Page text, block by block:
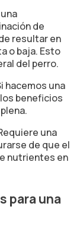
de
resultar en
o baja. Esto
del perro.
hacemos una
beneficios
una
de que el
nutrientes en
para una